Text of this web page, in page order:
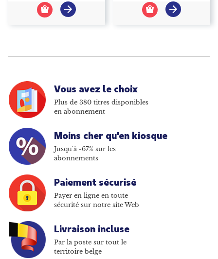
Vous avez le choix
Plus de 380 titres disponibles
en abonnement
Moins cher qu'en kiosque
Jusqu'à -67% sur les
abonnements
Paiement sécurisé
Payer en ligne en toute
sécurité sur notre site Web
Livraison incluse
Par la poste sur tout le
territoire belge